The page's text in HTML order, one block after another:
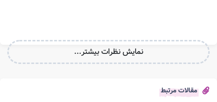
مقالات مرتبط
نمایش نظرات بیشتر...